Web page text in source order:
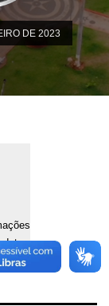
DE 2023
data